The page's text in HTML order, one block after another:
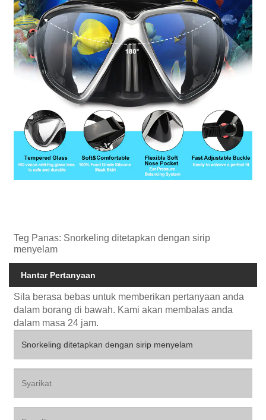
Teg Panas: Snorkeling ditetapkan dengan sirip
menyelam
Hantar Pertanyaan
Sila berasa bebas untuk memberikan pertanyaan anda
dalam borang di bawah. Kami akan membalas anda
dalam masa 24 jam.